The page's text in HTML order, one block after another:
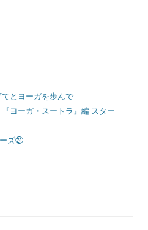
とヨーガを歩んで
ヨーガ・スートラ』編 スター
ズ㉔